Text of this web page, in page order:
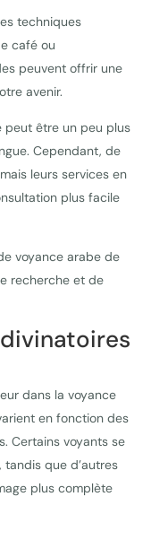
techniques
café ou
peuvent offrir une
avenir.
peut être un peu plus
Cependant, de
leurs services en
plus facile
voyance arabe de
recherche et de
dans la voyance
en fonction des
Certains voyants se
que d’autres
plus complète